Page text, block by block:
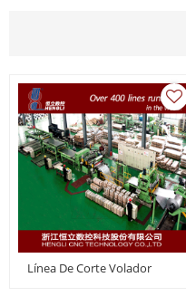
Línea De Corte Volador